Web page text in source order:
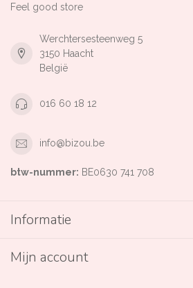
Feel good store
Werchtersesteenweg 5
3150 Haacht
België
016 60 18 12
info@bizou.be
btw-nummer: BE0630 741 708
Informatie
Mijn account